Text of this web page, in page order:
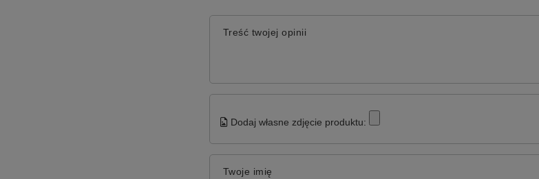
Treść twojej opinii
Dodaj własne zdjęcie produktu:
Twoje imię